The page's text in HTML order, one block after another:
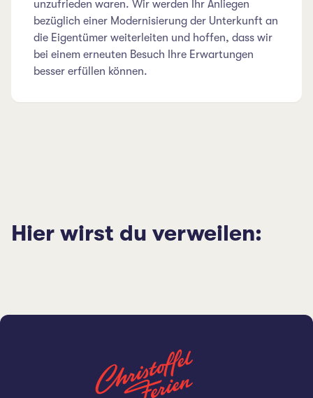
unzufrieden waren. Wir werden Ihr Anliegen
bezüglich einer Modernisierung der Unterkunft an
die Eigentümer weiterleiten und hoffen, dass wir
bei einem erneuten Besuch Ihre Erwartungen
besser erfüllen können.
Hier wirst du verweilen: